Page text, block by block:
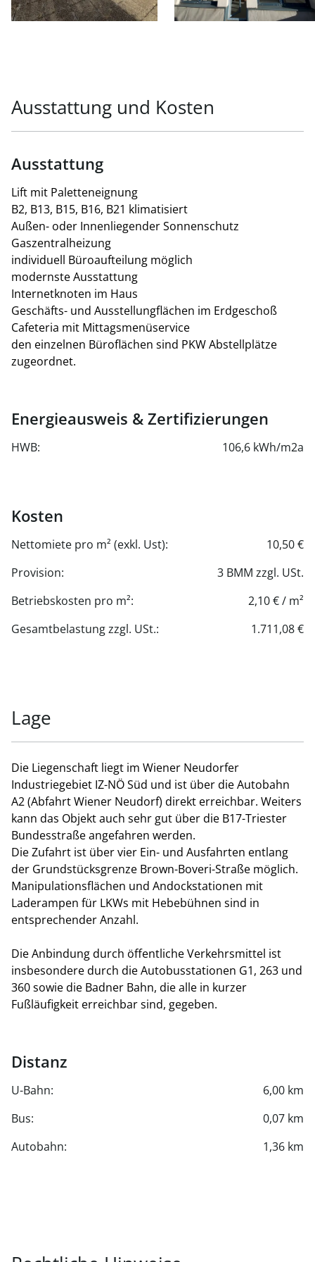
Werbefläche - Fassade zur B17
Ausstattung und Kosten
Ausstattung
Lift mit Paletteneignung
B2, B13, B15, B16, B21 klimatisiert
Außen- oder Innenliegender Sonnenschutz
Gaszentralheizung
individuell Büroaufteilung möglich
modernste Ausstattung
Internetknoten im Haus
Geschäfts- und Ausstellungflächen im Erdgeschoß
Cafeteria mit Mittagsmenüservice
den einzelnen Büroflächen sind PKW Abstellplätze
zugeordnet.
Energieausweis & Zertifizierungen
HWB: 106,6 kWh/m2a
Kosten
Nettomiete pro m² (exkl. Ust):
10,50 €
Provision:
3 BMM zzgl. USt.
Betriebskosten pro m²:
2,10 € / m²
Gesamtbelastung zzgl. USt.:
1.711,08 €
Lage
Die Liegenschaft liegt im Wiener Neudorfer
Industriegebiet IZ-NÖ Süd und ist über die Autobahn
A2 (Abfahrt Wiener Neudorf) direkt erreichbar. Weiters
kann das Objekt auch sehr gut über die B17-Triester
Bundesstraße angefahren werden.
Die Zufahrt ist über vier Ein- und Ausfahrten entlang
der Grundstücksgrenze Brown-Boveri-Straße möglich.
Manipulationsflächen und Andockstationen mit
Laderampen für LKWs mit Hebebühnen sind in
entsprechender Anzahl.
Die Anbindung durch öffentliche Verkehrsmittel ist
insbesondere durch die Autobusstationen G1, 263 und
360 sowie die Badner Bahn, die alle in kurzer
Fußläufigkeit erreichbar sind, gegeben.
Distanz
U-Bahn:
6,00 km
Bus:
0,07 km
Autobahn:
1,36 km